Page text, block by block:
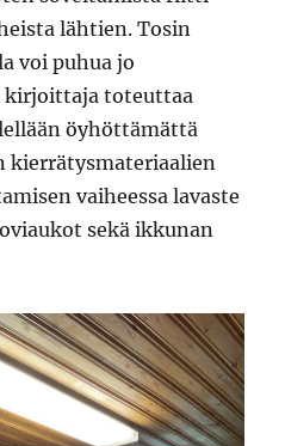
lähtien. Tosin
voi puhua jo
kirjoittaja toteuttaa
öyhöttämättä
kierrätysmateriaalien
vaiheessa lavaste
sekä ikkunan